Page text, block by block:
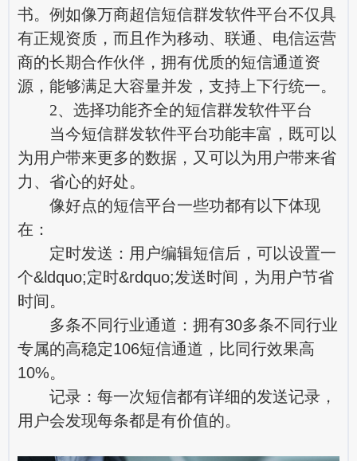
书。例如像万商超信短信群发软件平台不仅具
有正规资质，而且作为移动、联通、电信运营
商的长期合作伙伴，拥有优质的短信通道资
源，能够满足大容量并发，支持上下行统一。
2、选择功能齐全的短信群发软件平台
当今短信群发软件平台功能丰富，既可以
为用户带来更多的数据，又可以为用户带来省
力、省心的好处。
像好点的短信平台一些功都有以下体现
在：
定时发送：用户编辑短信后，可以设置一
个&ldquo;定时&rdquo;发送时间，为用户节省
时间。
多条不同行业通道：拥有30多条不同行业
专属的高稳定106短信通道，比同行效果高
10%。
记录：每一次短信都有详细的发送记录，
用户会发现每条都是有价值的。